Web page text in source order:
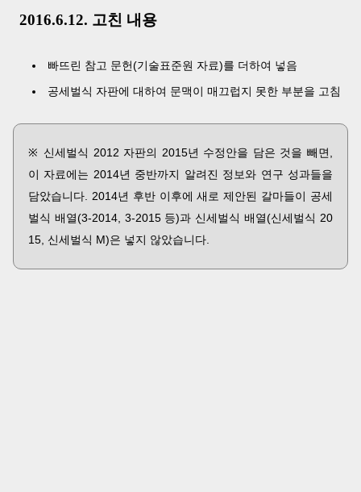
2016.6.12. 고친 내용
빠뜨린 참고 문헌(기술표준원 자료)를 더하여 넣음
공세벌식 자판에 대하여 문맥이 매끄럽지 못한 부분을 고침
※ 신세벌식 2012 자판의 2015년 수정안을 담은 것을 빼면,
이 자료에는 2014년 중반까지 알려진 정보와 연구 성과들을
담았습니다. 2014년 후반 이후에 새로 제안된 갈마들이 공세
벌식 배열(3-2014, 3-2015 등)과 신세벌식 배열(신세벌식 20
15, 신세벌식 M)은 넣지 않았습니다.